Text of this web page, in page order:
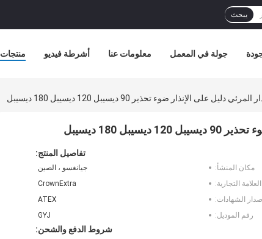
يبحث
منتجات أشرطة فيديو معلومات عنا جولة في المعمل
على الإنذار ضوء تحذير 90 ديسيبل 120 ديسيبل 180 ديسيبل
180 ديسيبل
تفاصيل المنتج:
مكان المنشأ:
جيانغسو ، الصين
التجارية:
CrownExtra
إصدار الشهادات:
ATEX
رقم الموديل:
GYJ
شروط الدفع والشحن: